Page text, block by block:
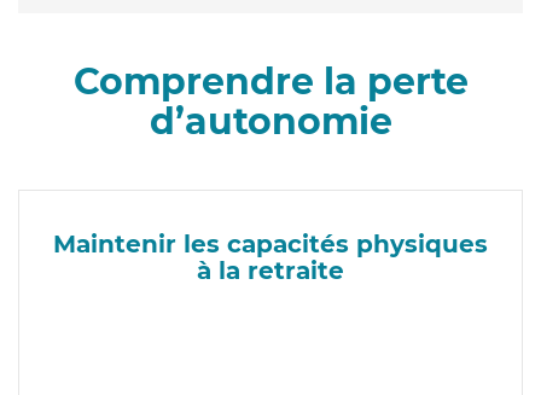
Comprendre la perte
d’autonomie
Maintenir les capacités physiques
à la retraite